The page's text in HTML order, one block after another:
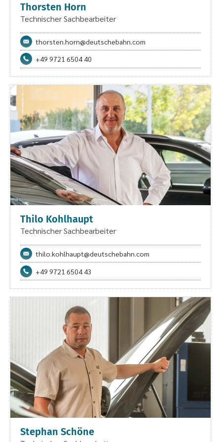
Thorsten Horn
Technischer Sachbearbeiter
thorsten.horn@deutschebahn.com
+49 9721 6504 40
Thilo Kohlhaupt
Technischer Sachbearbeiter
thilo.kohlhaupt@deutschebahn.com
+49 9721 6504 43
Stephan Schöne